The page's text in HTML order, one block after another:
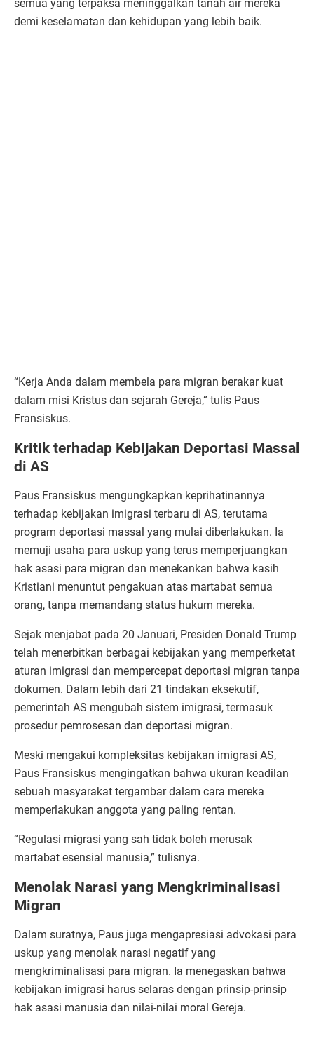
semua yang terpaksa meninggalkan tanah air mereka
demi keselamatan dan kehidupan yang lebih baik.
“Kerja Anda dalam membela para migran berakar kuat
dalam misi Kristus dan sejarah Gereja,” tulis Paus
Fransiskus.
Kritik terhadap Kebijakan Deportasi Massal
di AS
Paus Fransiskus mengungkapkan keprihatinannya
terhadap kebijakan imigrasi terbaru di AS, terutama
program deportasi massal yang mulai diberlakukan. Ia
memuji usaha para uskup yang terus memperjuangkan
hak asasi para migran dan menekankan bahwa kasih
Kristiani menuntut pengakuan atas martabat semua
orang, tanpa memandang status hukum mereka.
Sejak menjabat pada 20 Januari, Presiden Donald Trump
telah menerbitkan berbagai kebijakan yang memperketat
aturan imigrasi dan mempercepat deportasi migran tanpa
dokumen. Dalam lebih dari 21 tindakan eksekutif,
pemerintah AS mengubah sistem imigrasi, termasuk
prosedur pemrosesan dan deportasi migran.
Meski mengakui kompleksitas kebijakan imigrasi AS,
Paus Fransiskus mengingatkan bahwa ukuran keadilan
sebuah masyarakat tergambar dalam cara mereka
memperlakukan anggota yang paling rentan.
“Regulasi migrasi yang sah tidak boleh merusak
martabat esensial manusia,” tulisnya.
Menolak Narasi yang Mengkriminalisasi
Migran
Dalam suratnya, Paus juga mengapresiasi advokasi para
uskup yang menolak narasi negatif yang
mengkriminalisasi para migran. Ia menegaskan bahwa
kebijakan imigrasi harus selaras dengan prinsip-prinsip
hak asasi manusia dan nilai-nilai moral Gereja.